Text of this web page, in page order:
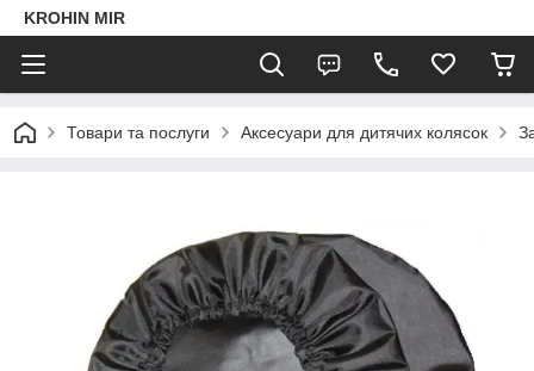
KROHIN MIR
Товари та послуги Аксесуари для дитячих колясок